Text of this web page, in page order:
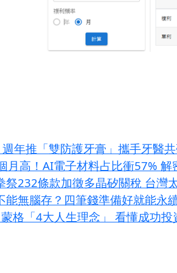
週年推「雙防護牙膏」攜手牙醫
月高！AI電子材料占比衝57%
祭232條款加徵多晶矽關稅 台
能無腦存？四筆錢準備好就能永
蒙格「4大人生理念」 看懂成功